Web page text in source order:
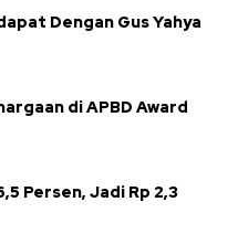
Dengan Gus Yahya
di APBD Award
Persen, Jadi Rp 2,3